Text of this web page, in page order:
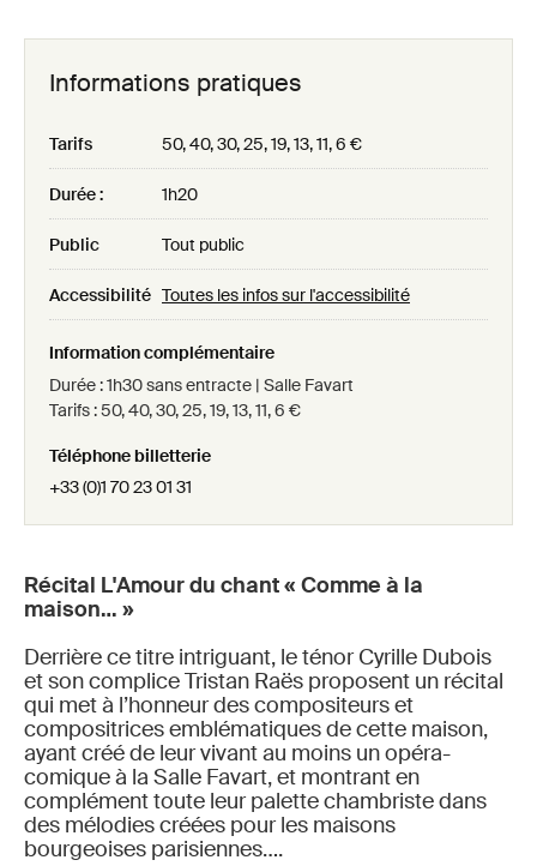
Récital L'Amour du chant « Comme à la
maison… »
Derrière ce titre intriguant, le ténor Cyrille Dubois
et son complice Tristan Raës proposent un récital
qui met à l’honneur des compositeurs et
compositrices emblématiques de cette maison,
ayant créé de leur vivant au moins un opéra-
comique à la Salle Favart, et montrant en
complément toute leur palette chambriste dans
des mélodies créées pour les maisons
bourgeoises parisiennes….
Informations pratiques
Tarifs 50, 40, 30, 25, 19, 13, 11, 6 €
Durée : 1h20
Public Tout public
Accessibilité Toutes les infos sur l'accessibilité
Information complémentaire
Durée : 1h30 sans entracte | Salle Favart
Tarifs : 50, 40, 30, 25, 19, 13, 11, 6 €
Téléphone billetterie
+33 (0)1 70 23 01 31